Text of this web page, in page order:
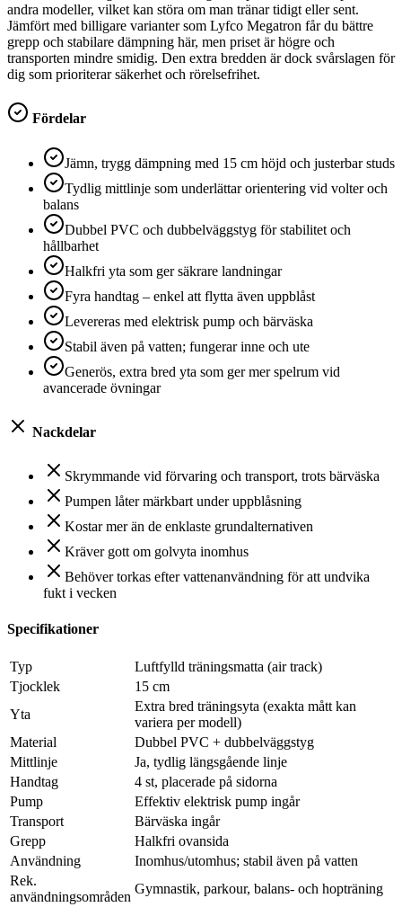
andra modeller, vilket kan störa om man tränar tidigt eller sent.
Jämfört med billigare varianter som Lyfco Megatron får du bättre
grepp och stabilare dämpning här, men priset är högre och
transporten mindre smidig. Den extra bredden är dock svårslagen för
dig som prioriterar säkerhet och rörelsefrihet.
Fördelar
Jämn, trygg dämpning med 15 cm höjd och justerbar studs
Tydlig mittlinje som underlättar orientering vid volter och
balans
Dubbel PVC och dubbelväggstyg för stabilitet och
hållbarhet
Halkfri yta som ger säkrare landningar
Fyra handtag – enkel att flytta även uppblåst
Levereras med elektrisk pump och bärväska
Stabil även på vatten; fungerar inne och ute
Generös, extra bred yta som ger mer spelrum vid
avancerade övningar
Nackdelar
Skrymmande vid förvaring och transport, trots bärväska
Pumpen låter märkbart under uppblåsning
Kostar mer än de enklaste grundalternativen
Kräver gott om golvyta inomhus
Behöver torkas efter vattenanvändning för att undvika
fukt i vecken
Specifikationer
Typ
Luftfylld träningsmatta (air track)
Tjocklek
15 cm
Yta
Extra bred träningsyta (exakta mått kan
variera per modell)
Material
Dubbel PVC + dubbelväggstyg
Mittlinje
Ja, tydlig längsgående linje
Handtag
4 st, placerade på sidorna
Pump
Effektiv elektrisk pump ingår
Transport
Bärväska ingår
Grepp
Halkfri ovansida
Användning
Inomhus/utomhus; stabil även på vatten
Rek.
användningsområden
Gymnastik, parkour, balans- och hopträning